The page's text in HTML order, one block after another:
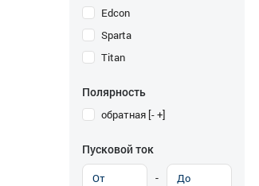
Edcon
Sparta
Titan
Полярность
обратная [- +]
Пусковой ток
-